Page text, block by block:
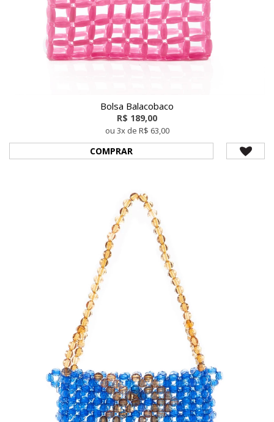
Bolsa Balacobaco
R$ 189,00
ou 3x de R$ 63,00
COMPRAR